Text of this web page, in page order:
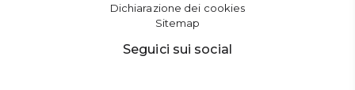
Dichiarazione dei cookies
Sitemap
Seguici sui social